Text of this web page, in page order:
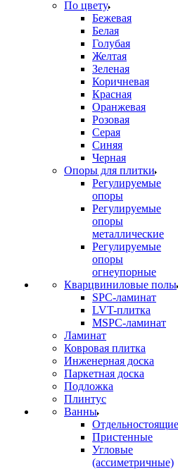
По цвету
Бежевая
Белая
Голубая
Желтая
Зеленая
Коричневая
Красная
Оранжевая
Розовая
Серая
Синяя
Черная
Опоры для плитки
Регулируемые
опоры
Регулируемые
опоры
металлические
Регулируемые
опоры
огнеупорные
Кварцвиниловые полы
SPC-ламинат
LVT-плитка
MSPC-ламинат
Ламинат
Ковровая плитка
Инженерная доска
Паркетная доска
Подложка
Плинтус
Ванны
Отдельностоящие
Пристенные
Угловые
(ассиметричные)